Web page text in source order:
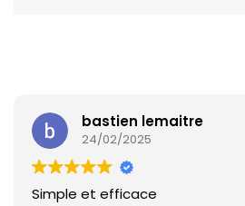
bastien lemaitre
24/02/2025
Simple et efficace